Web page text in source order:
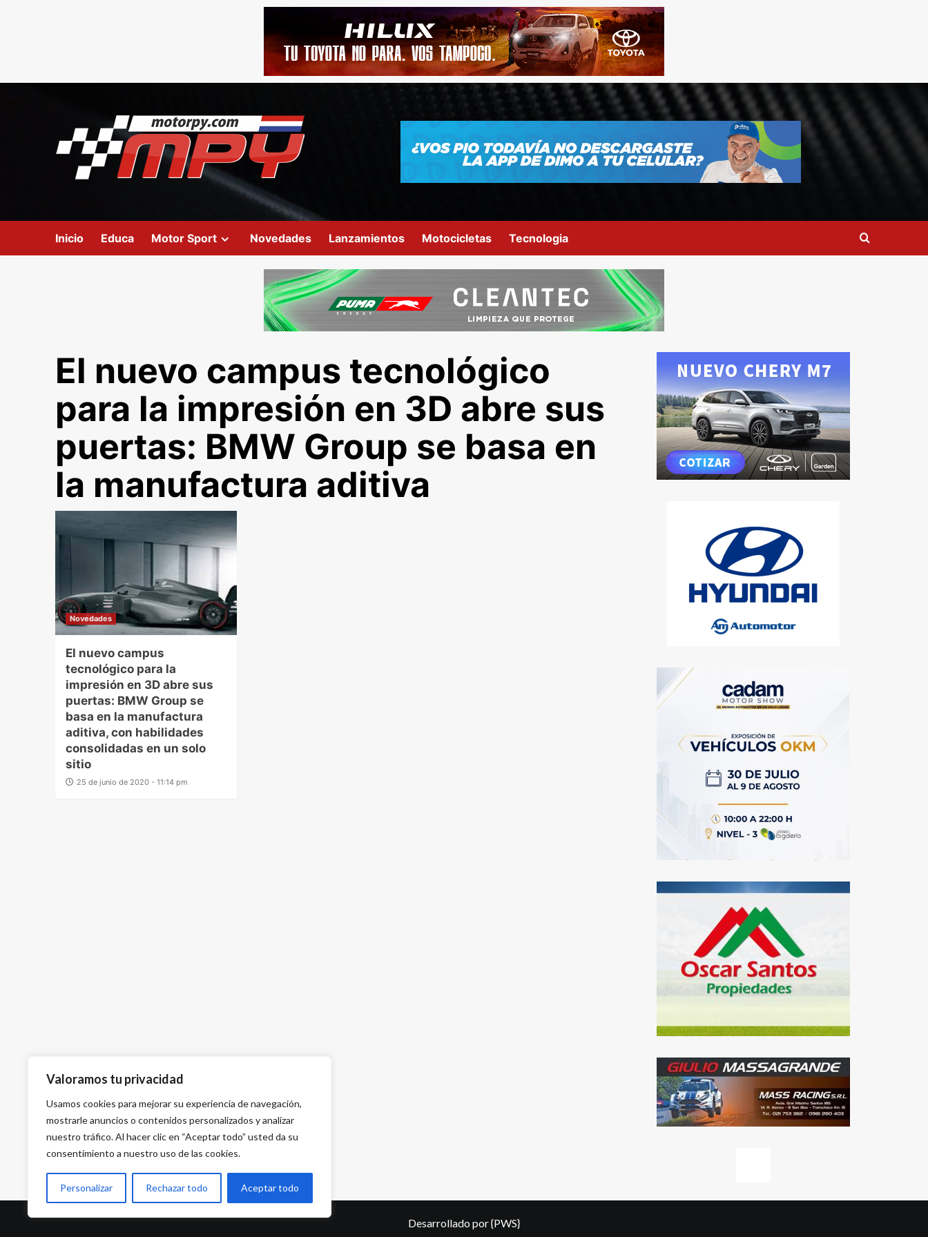
Valoramos tu privacidad
Usamos cookies para mejorar su experiencia de navegación,
mostrarle anuncios o contenidos personalizados y analizar
nuestro tráfico. Al hacer clic en “Aceptar todo” usted da su
consentimiento a nuestro uso de las cookies.
Personalizar Rechazar todo Aceptar todo
Inicio Educa Motor Sport Novedades Lanzamientos Motocicletas Tecnologia
El nuevo campus tecnológico
para la impresión en 3D abre sus
puertas: BMW Group se basa en
la manufactura aditiva
Novedades
El nuevo campus
tecnológico para la
impresión en 3D abre sus
puertas: BMW Group se
basa en la manufactura
aditiva, con habilidades
consolidadas en un solo
sitio
25 de junio de 2020 - 11:14 pm
Desarrollado por{PWS}